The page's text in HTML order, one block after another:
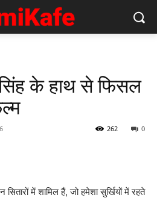
सिंह के हाथ से फिसल
0
262
में शामिल हैं, जो हमेशा सुर्खियों में रहते